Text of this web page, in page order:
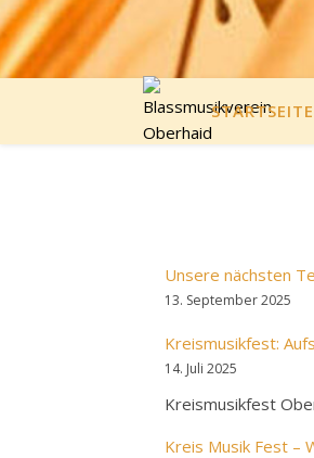
STARTSEITE
Unsere nächsten
13. September 2025
Kreismusikfest:
14. Juli 2025
Kreismusikfest
Kreis Musik Fest –